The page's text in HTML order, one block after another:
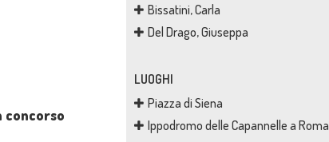
concorso
Bissatini, Carla
Del Drago, Giuseppa
LUOGHI
Piazza di Siena
Ippodromo delle Capannelle a Roma